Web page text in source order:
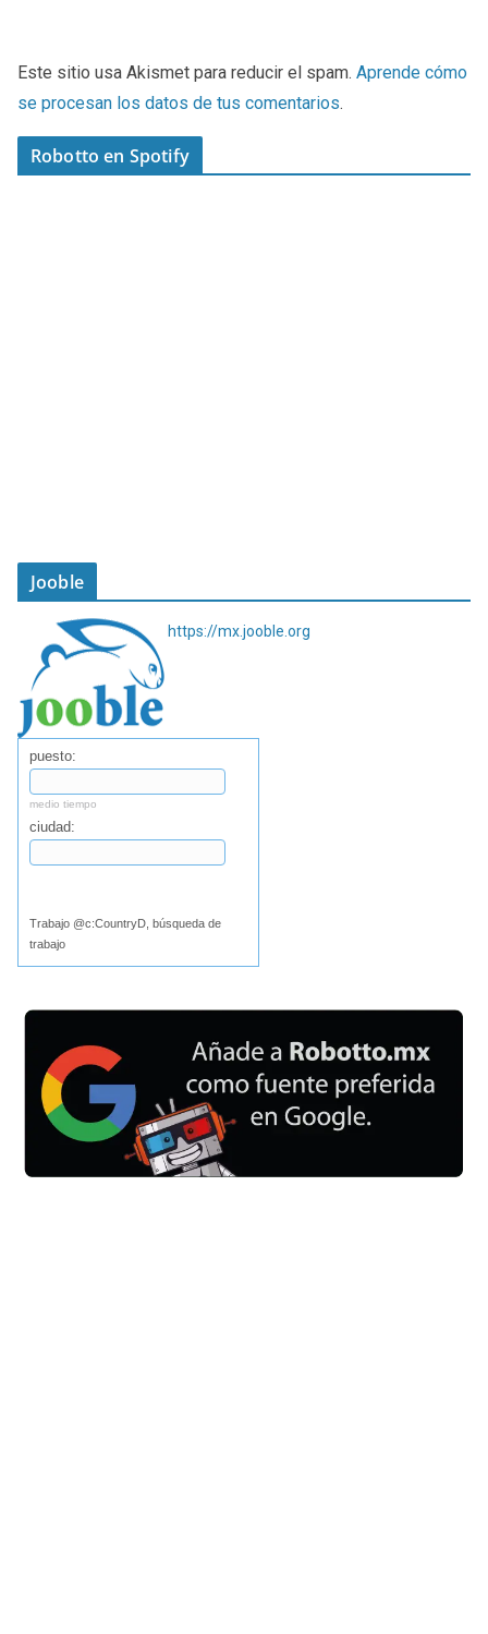
Este sitio usa Akismet para reducir el spam. Aprende cómo
se procesan los datos de tus comentarios.
Robotto en Spotify
Jooble
https://mx.jooble.org
puesto:
medio tiempo
ciudad:
Trabajo @c:CountryD, búsqueda de
trabajo